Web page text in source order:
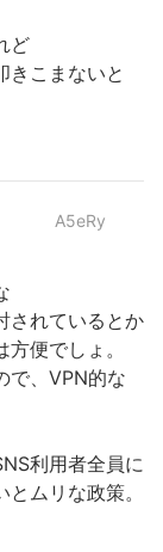
ど
きこまないと
A5eRy
されているとか
便でしょ。
で、VPN的な
利用者全員に
ムリな政策。